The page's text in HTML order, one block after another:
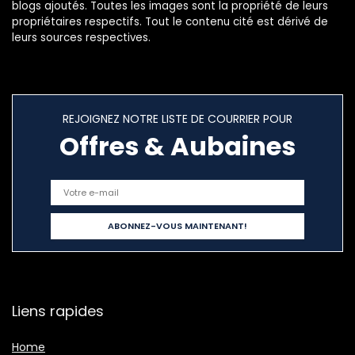
blogs ajoutés. Toutes les images sont la propriété de leurs
propriétaires respectifs. Tout le contenu cité est dérivé de
leurs sources respectives.
REJOIGNEZ NOTRE LISTE DE COURRIER POUR
Offres & Aubaines
Liens rapides
Home